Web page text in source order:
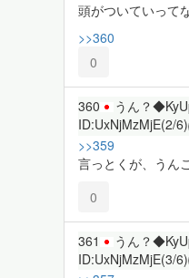
頭がついていって
>>360
0
360 うん？
ID:UxNjMzMjE(2/6)
>>359
言っとくが、うん
0
361 うん？
ID:UxNjMzMjE(3/6)